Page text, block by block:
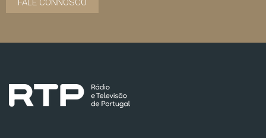
FALE CONNOSCO